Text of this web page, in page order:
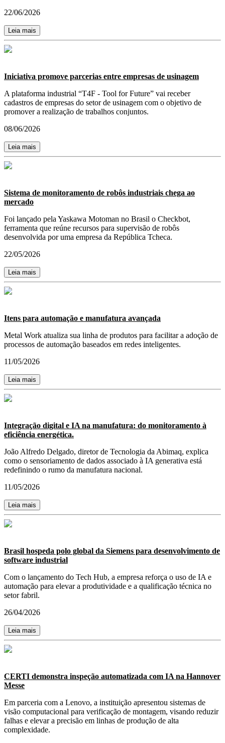
22/06/2026
Leia mais
Iniciativa promove parcerias entre empresas de usinagem
A plataforma industrial “T4F - Tool for Future” vai receber
cadastros de empresas do setor de usinagem com o objetivo de
promover a realização de trabalhos conjuntos.
08/06/2026
Leia mais
Sistema de monitoramento de robôs industriais chega ao
mercado
Foi lançado pela Yaskawa Motoman no Brasil o Checkbot,
ferramenta que reúne recursos para supervisão de robôs
desenvolvida por uma empresa da República Tcheca.
22/05/2026
Leia mais
Itens para automação e manufatura avançada
Metal Work atualiza sua linha de produtos para facilitar a adoção de
processos de automação baseados em redes inteligentes.
11/05/2026
Leia mais
Integração digital e IA na manufatura: do monitoramento à
eficiência energética.
João Alfredo Delgado, diretor de Tecnologia da Abimaq, explica
como o sensoriamento de dados associado à IA generativa está
redefinindo o rumo da manufatura nacional.
11/05/2026
Leia mais
Brasil hospeda polo global da Siemens para desenvolvimento de
software industrial
Com o lançamento do Tech Hub, a empresa reforça o uso de IA e
automação para elevar a produtividade e a qualificação técnica no
setor fabril.
26/04/2026
Leia mais
CERTI demonstra inspeção automatizada com IA na Hannover
Messe
Em parceria com a Lenovo, a instituição apresentou sistemas de
visão computacional para verificação de montagem, visando reduzir
falhas e elevar a precisão em linhas de produção de alta
complexidade.